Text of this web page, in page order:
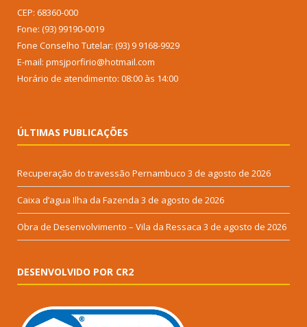
CEP: 68360-000
Fone: (93) 99190-0019
Fone Conselho Tutelar: (93) 9 9168-9929
E-mail: pmsjporfirio@hotmail.com
Horário de atendimento: 08:00 às 14:00
ÚLTIMAS PUBLICAÇÕES
Recuperação do travessão Pernambuco 3 de agosto de 2026
Caixa d’agua Ilha da Fazenda 3 de agosto de 2026
Obra de Desenvolvimento – Vila da Ressaca 3 de agosto de 2026
DESENVOLVIDO POR CR2